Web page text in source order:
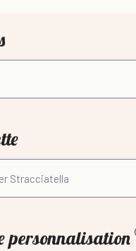
personnalisation